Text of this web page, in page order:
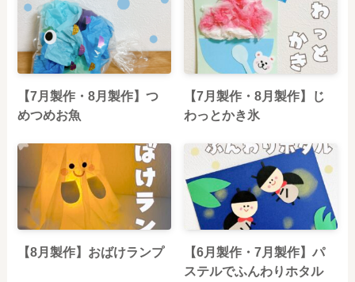
【7月製作・8月製作】つ
めつめお魚
【7月製作・8月製作】じ
わっとかき氷
【8月製作】おばけランプ
【6月製作・7月製作】パ
ステルでふんわりホタル